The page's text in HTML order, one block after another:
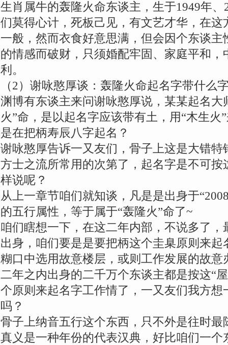
生肖属牛的轰隆火命东谈主，生于1949年
们莫得心计，死板己见，有文艺才华，在
一般，然而衣食好意思满，但会因个东谈
的情感而破财，只须婚配牢固、家庭平和
利。
（2）谢咏憨厚谈：轰隆火命起名字带什么
渊博有东谈主来问谢咏憨厚说，某某起名大
火”命，是以起名字应该带有土，用“木生火
是在把柄寿辰八字起名？
谢咏憨厚告诉一又友们，骨子上这是大错
方士之流所常用的次第了，起名字是不可
样说呢？
从上一章节咱们就知谈，凡是是出身于
的五行属性，等于属于“轰隆火”命了~
咱们瞎想一下，在这二年内部，不说多了
出身，咱们要是是要把柄这个圭臬原则来
糊口中选用故意楼层，或则工作发展的故
二年之内出身的二千万个东谈主都是按这“
个原则来起名字工作情了，一又友们我方想
吗？
骨子上纳音五行这个东西，只不外是往时
真义是一种年份的代表汉典，好比咱们一